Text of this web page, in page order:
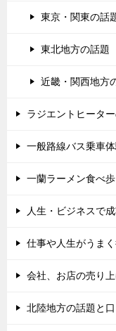
東京・関東の話
東北地方の話題
近畿・関西地方
ラジエントヒータ
一般路線バス乗車
一蘭ラーメン食べ歩
人生・ビジネスで
仕事や人生がうま
会社、お店の売り
北陸地方の話題と口